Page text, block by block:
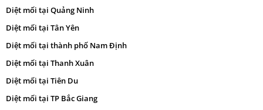
Diệt mối tại Quảng Ninh
Diệt mối tại Tân Yên
Diệt mối tại thành phố Nam Định
Diệt mối tại Thanh Xuân
Diệt mối tại Tiên Du
Diệt mối tại TP Bắc Giang